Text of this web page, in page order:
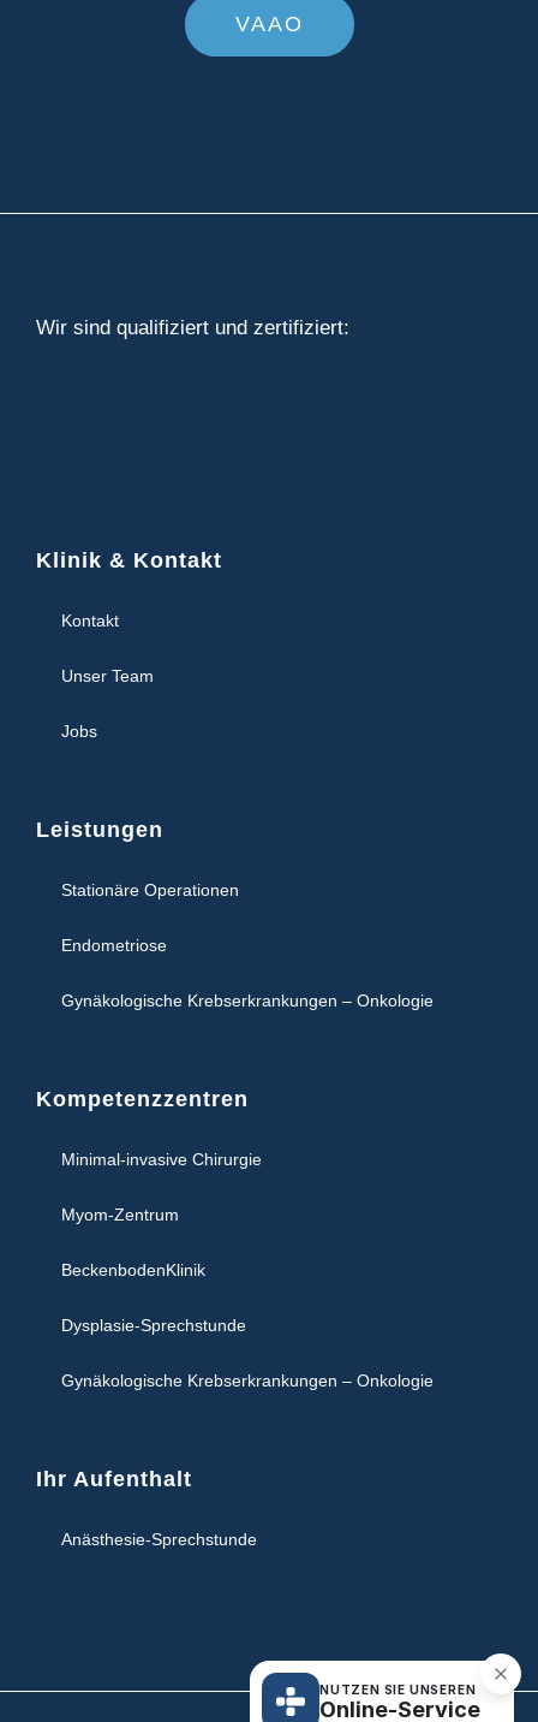
VAAO
Wir sind qualifiziert und zertifiziert:
Klinik & Kontakt
Kontakt
Unser Team
Jobs
Leistungen
Stationäre Operationen
Endometriose
Gynäkologische Krebserkrankungen – Onkologie
Kompetenzzentren
Minimal-invasive Chirurgie
Myom-Zentrum
BeckenbodenKlinik
Dysplasie-Sprechstunde
Gynäkologische Krebserkrankungen – Onkologie
Ihr Aufenthalt
Anästhesie-Sprechstunde
NUTZEN SIE UNSEREN
Online-Service